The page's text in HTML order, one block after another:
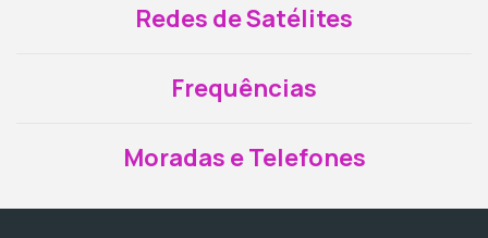
Redes de Satélites
Frequências
Moradas e Telefones